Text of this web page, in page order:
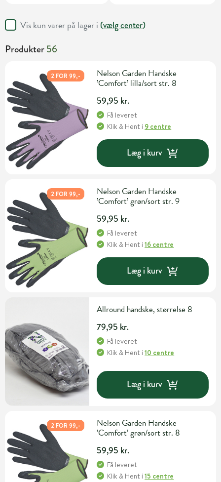
Vis kun varer på lager i (vælg center)
Produkter56
2 FOR 99,-
Nelson Garden Handske
’Comfort’ lilla/sort str. 8
59,95 kr.
Få leveret
Klik & Hent i 9 centre
Læg i kurv
2 FOR 99,-
Nelson Garden Handske
’Comfort’ grøn/sort str. 9
59,95 kr.
Få leveret
Klik & Hent i16 centre
Læg i kurv
Allround handske, størrelse 8
79,95 kr.
Få leveret
Klik & Hent i10 centre
Læg i kurv
2 FOR 99,-
Nelson Garden Handske
’Comfort’ grøn/sort str. 8
59,95 kr.
Få leveret
Klik & Hent i15 centre